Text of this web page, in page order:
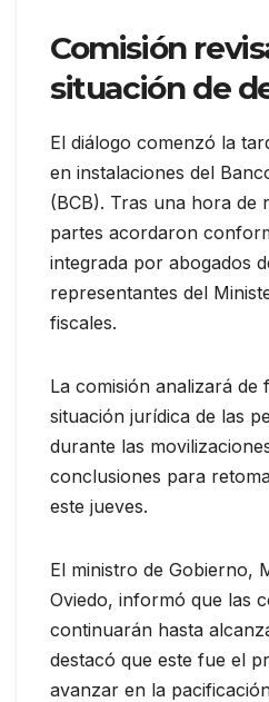
Comisión
situación de
El diálogo comenzó la
en instalaciones del
(BCB). Tras una hora de
partes acordaron
integrada por abogados
representantes del
fiscales.
La comisión analizará de
situación jurídica de las
durante las
conclusiones para
este jueves.
El ministro de Gobierno,
Oviedo, informó que las
continuarán hasta
destacó que este fue el
avanzar en la